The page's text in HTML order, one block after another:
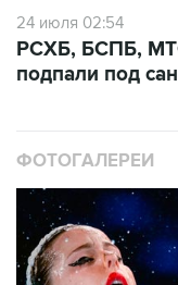
24 июля 02:54
РСХБ, БСПБ,
подпали под
ФОТОГАЛЕРЕИ